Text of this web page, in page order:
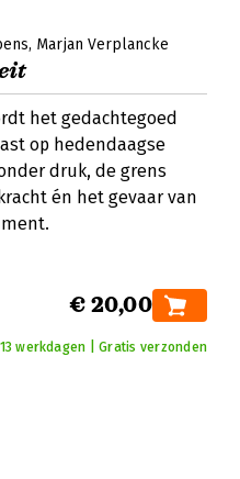
Marjan Verplancke
het gedachtegoed
op hedendaagse
druk, de grens
én het gevaar van
€ 20,00
werkdagen | Gratis verzonden